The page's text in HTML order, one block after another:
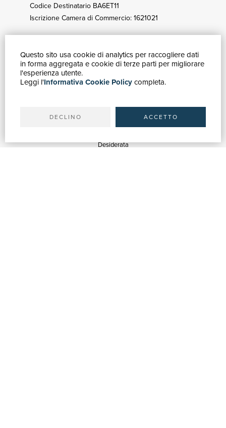
Questo sito usa cookie di analytics per raccogliere dati
in forma aggregata e cookie di terze parti per migliorare
l'esperienza utente.
Leggi l'Informativa Cookie Policycompleta.
DECLINO ACCETTO
Codice Destinatario BA6ET11
Iscrizione Camera di Commercio: 1621021
GUIDA ACQUISTI
Catalogo
Ricerca avanzata
Spedizioni
Desiderata